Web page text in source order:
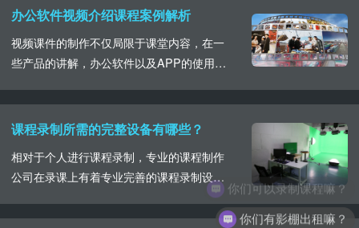
先如果选择在视频课件中插入PPT内容，就
确的情况下，布局合理，明确的重难点内容
分解，图文并茂。作为视频课程录制的主要
角色，课件的......
办公软件视频介绍课程案例解析
视频课件的制作不仅局限于课堂内容，在一
些产品的讲解，办公软件以及APP的使用介
过海关在稽查财务数据办公软件的应用中，
进行教学短视频的制作，此次教学视频内容
拍摄以及相关的数据采集内容讲解两部分，
为了方便于受众的认识和了解，从短视频中
我们可以看出画......
课程录制所需的完整设备有哪些？
相对于个人进行课程录制，专业的课程制作
公司在录课上有着专业完善的课程录制设
备，根据不同的课程制作需求，进行相应的
方案制定，选择合适的录制设备，一套完整
你们可以录制课程嘛？
你们有影棚出租嘛？